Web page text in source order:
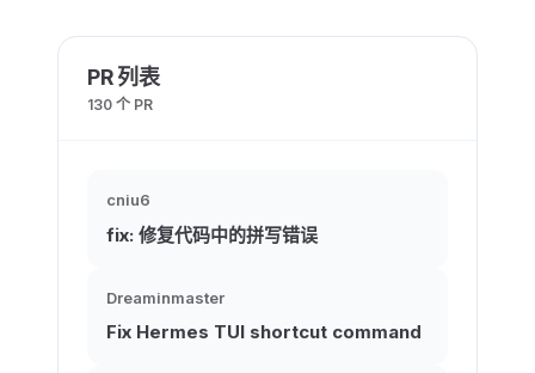
PR 列表
130 个 PR
cniu6
fix: 修复代码中的拼写错误
Dreaminmaster
Fix Hermes TUI shortcut command